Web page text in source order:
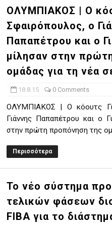
71-56 την Δραπετσώνα στον
83-72 τον Εθνικό
ΣΤΗΝ NL 2 : ΑΥΡΙΟ
Ρέντης στον τελικό 104-77
ΣΗΜΕΡΑ ΑΕ ΡΕΝΤΗ
Ηλίας 77-73 μέσα στο
των γραφείων της ΕΣΚΑΝΑ
με Αρετσού ο
τιμήθηκε από το ΔΣ
ο Μανδραϊκός σε ματς
ΟΛΥΜΠΙΑΚΟΣ | Ο
Σφαιρόπουλος, ο
Παπαπέτρου και ο
μίλησαν στην
ομάδας για τη νέα
18.8.15 0 Comments
ΟΛΥΜΠΙΑΚΟΣ | Ο κόουτς
Γιάννης Παπαπέτρου και ο
στην πρώτη προπόνηση της
Περισσότερα
Το νέο σύστημα
τελικών φάσεων
FIBA για το